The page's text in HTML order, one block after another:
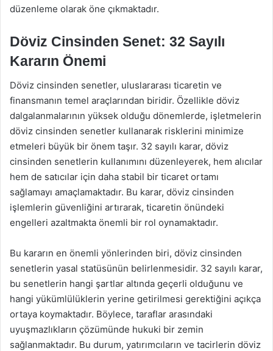
düzenleme olarak öne çıkmaktadır.
Döviz Cinsinden Senet: 32 Sayılı
Kararın Önemi
Döviz cinsinden senetler, uluslararası ticaretin ve
finansmanın temel araçlarından biridir. Özellikle döviz
dalgalanmalarının yüksek olduğu dönemlerde, işletmelerin
döviz cinsinden senetler kullanarak risklerini minimize
etmeleri büyük bir önem taşır. 32 sayılı karar, döviz
cinsinden senetlerin kullanımını düzenleyerek, hem alıcılar
hem de satıcılar için daha stabil bir ticaret ortamı
sağlamayı amaçlamaktadır. Bu karar, döviz cinsinden
işlemlerin güvenliğini artırarak, ticaretin önündeki
engelleri azaltmakta önemli bir rol oynamaktadır.
Bu kararın en önemli yönlerinden biri, döviz cinsinden
senetlerin yasal statüsünün belirlenmesidir. 32 sayılı karar,
bu senetlerin hangi şartlar altında geçerli olduğunu ve
hangi yükümlülüklerin yerine getirilmesi gerektiğini açıkça
ortaya koymaktadır. Böylece, taraflar arasındaki
uyuşmazlıkların çözümünde hukuki bir zemin
sağlanmaktadır. Bu durum, yatırımcıların ve tacirlerin döviz